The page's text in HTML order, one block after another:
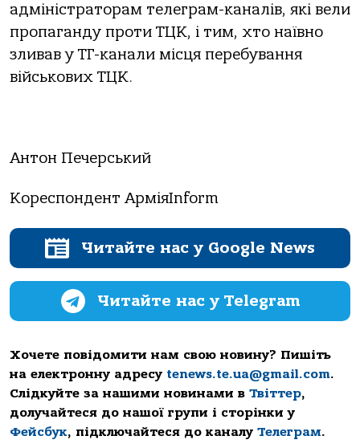
адміністраторам телеграм-каналів, які вели
пропаганду проти ТЦК, і тим, хто наївно
зливав у ТГ-канали місця перебування
військових ТЦК.
Антон Печерський
Кореспондент АрміяInform
Читайте нас у Google News
Читайте нас у Telegram
Хочете повідомити нам свою новину? Пишіть
на електронну адресу tenews.te.ua@gmail.com.
Слідкуйте за нашими новинами в Твіттер,
долучайтеся до нашої групи і сторінки у
Фейсбук, підключайтеся до каналу Телеграм.